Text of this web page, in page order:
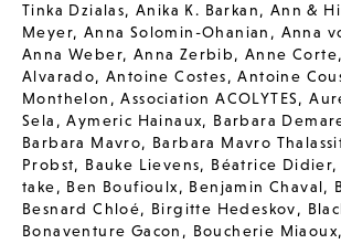
Tinka Dzialas,Anika K. Barkan, Ann &
Meyer, Anna Solomin-Ohanian , Anna
Anna Weber, Anna Zerbib,Anne Corte,
Alvarado,Antoine Costes,Antoine
Monthelon ,Association ACOLYTES,
Sela ,Aymeric Hainaux, Barbara
Barbara Mavro, Barbara Mavro
Probst, Bauke Lievens, Béatrice Didier,
take, Ben Boufioulx, Benjamin Chaval,
Besnard Chloé, Birgitte Hedeskov,
Bonaventure Gacon , Boucherie Miaoux,